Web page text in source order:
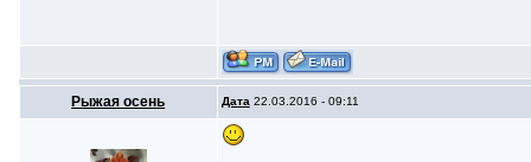
Рыжая осень Дата 22.03.2016 - 09:11